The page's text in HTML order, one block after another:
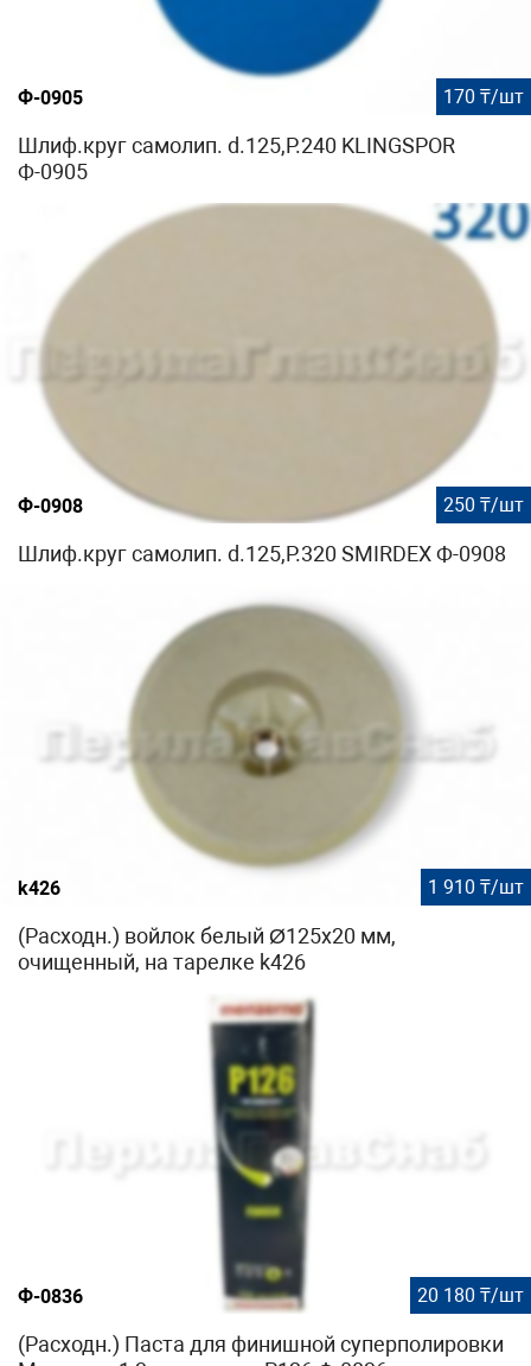
Ф-0905 170 ₸/шт
Шлиф.круг самолип. d.125,P.240 KLINGSPOR
Ф-0905
Ф-0908 250 ₸/шт
Шлиф.круг самолип. d.125,P.320 SMIRDEX Ф-0908
k426 1 910 ₸/шт
(Расходн.) войлок белый Ø125х20 мм,
очищенный, на тарелке k426
Ф-0836 20 180 ₸/шт
(Расходн.) Паста для финишной суперполировки